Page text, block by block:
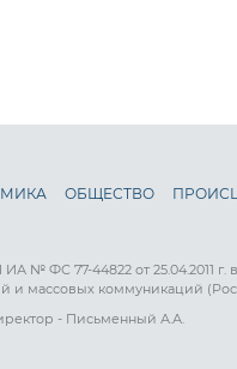
ОБЩЕСТВО
№ ФС 77-44822 от 25.04.2011
и массовых коммуникаций
- Письменный А.А.